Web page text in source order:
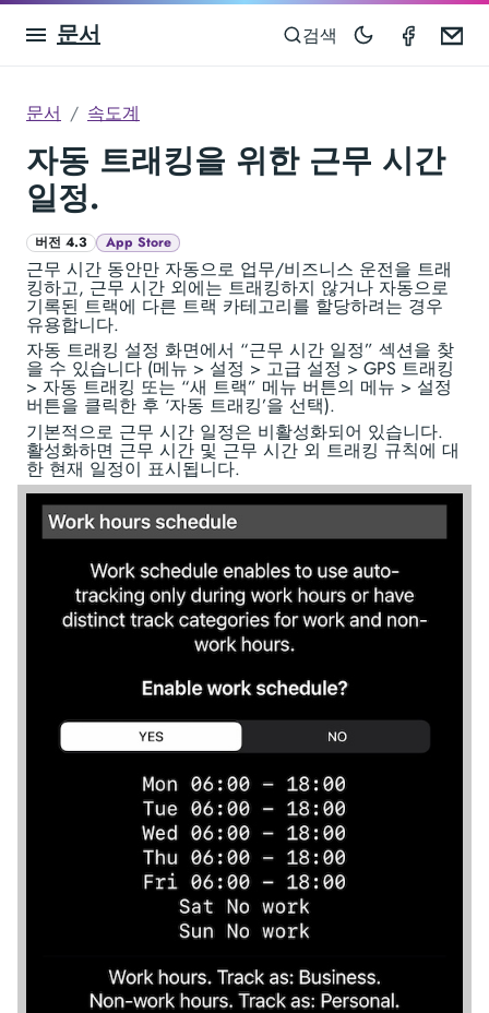
문서 검색
문서 속도계
자동 트래킹을 위한 근무 시간
일정.
버전 4.3 App Store
근무 시간 동안만 자동으로 업무/비즈니스 운전을 트래
킹하고, 근무 시간 외에는 트래킹하지 않거나 자동으로
기록된 트랙에 다른 트랙 카테고리를 할당하려는 경우
유용합니다.
자동 트래킹 설정 화면에서 “근무 시간 일정” 섹션을 찾
을 수 있습니다 (메뉴 > 설정 > 고급 설정 > GPS 트래킹
> 자동 트래킹 또는 “새 트랙” 메뉴 버튼의 메뉴 > 설정
버튼을 클릭한 후 ‘자동 트래킹’을 선택).
기본적으로 근무 시간 일정은 비활성화되어 있습니다.
활성화하면 근무 시간 및 근무 시간 외 트래킹 규칙에 대
한 현재 일정이 표시됩니다.